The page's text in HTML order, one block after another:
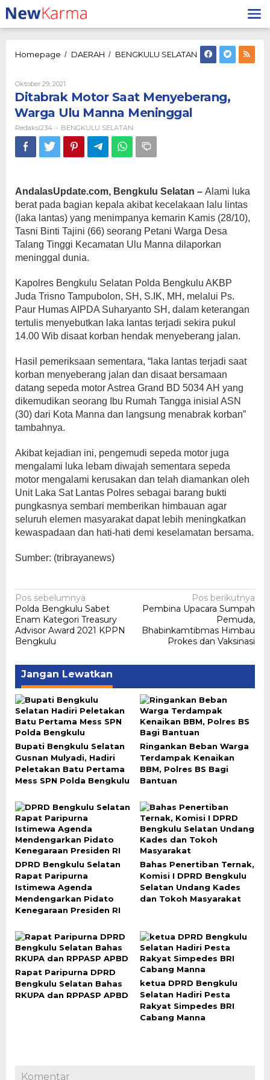
Lewati
ke
konten
Homepage / DAERAH / BENGKULU SELATAN Ditabrak
Motor
Warga
Oktober 29, 2021
Redaksi234
Ditabrak Motor Saat Menyeberang,
Warga Ulu Manna Meninggal
Redaksi234 - BENGKULU SELATAN
AndalasUpdate.com, Bengkulu Selatan – Alami luka
berat pada bagian kepala akibat kecelakaan lalu lintas
(laka lantas) yang menimpanya kemarin Kamis (28/10),
Tasni Binti Tajini (66) seorang Petani Warga Desa
Talang Tinggi Kecamatan Ulu Manna dilaporkan
meninggal dunia.
Kapolres Bengkulu Selatan Polda Bengkulu AKBP
Juda Trisno Tampubolon, SH, S.IK, MH, melalui Ps.
Paur Humas AIPDA Suharyanto SH, dalam keterangan
tertulis menyebutkan laka lantas terjadi sekira pukul
14.00 Wib disaat korban hendak menyeberang jalan.
Hasil pemeriksaan sementara, “laka lantas terjadi saat
korban menyeberang jalan dan disaat bersamaan
datang sepeda motor Astrea Grand BD 5034 AH yang
dikemudikan seorang Ibu Rumah Tangga inisial ASN
(30) dari Kota Manna dan langsung menabrak korban”
tambahnya.
Akibat kejadian ini, pengemudi sepeda motor juga
mengalami luka lebam diwajah sementara sepeda
motor mengalami kerusakan dan telah diamankan oleh
Unit Laka Sat Lantas Polres sebagai barang bukti
pungkasnya sembari memberikan himbauan agar
seluruh elemen masyarakat dapat lebih meningkatkan
kewaspadaan dan hati-hati demi keselamatan bersama.
Sumber: (tribrayanews)
Navigasi
pos
Pos sebelumnya
Polda Bengkulu Sabet
Enam Kategori Treasury
Advisor Award 2021 KPPN
Bengkulu
Pos berikutnya
Pembina Upacara Sumpah
Pemuda,
Bhabinkamtibmas Himbau
Prokes dan Vaksinasi
Jangan Lewatkan
Bupati Bengkulu Selatan
Gusnan Mulyadi, Hadiri
Peletakan Batu Pertama
Mess SPN Polda Bengkulu
Ringankan Beban Warga
Terdampak Kenaikan
BBM, Polres BS Bagi
Bantuan
DPRD Bengkulu Selatan
Rapat Paripurna
Istimewa Agenda
Mendengarkan Pidato
Kenegaraan Presiden RI
Bahas Penertiban Ternak,
Komisi I DPRD Bengkulu
Selatan Undang Kades
dan Tokoh Masyarakat
Rapat Paripurna DPRD
Bengkulu Selatan Bahas
RKUPA dan RPPASP APBD
ketua DPRD Bengkulu
Selatan Hadiri Pesta
Rakyat Simpedes BRI
Cabang Manna
Komentar